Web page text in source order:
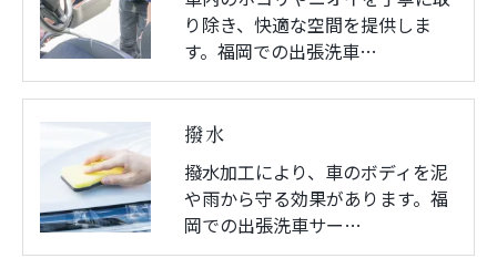
り除き、快適な空間を提供しま
す。福岡での出張洗車…
撥水
撥水加工により、車のボディを泥
や雨から守る効果があります。福
岡での出張洗車サー…